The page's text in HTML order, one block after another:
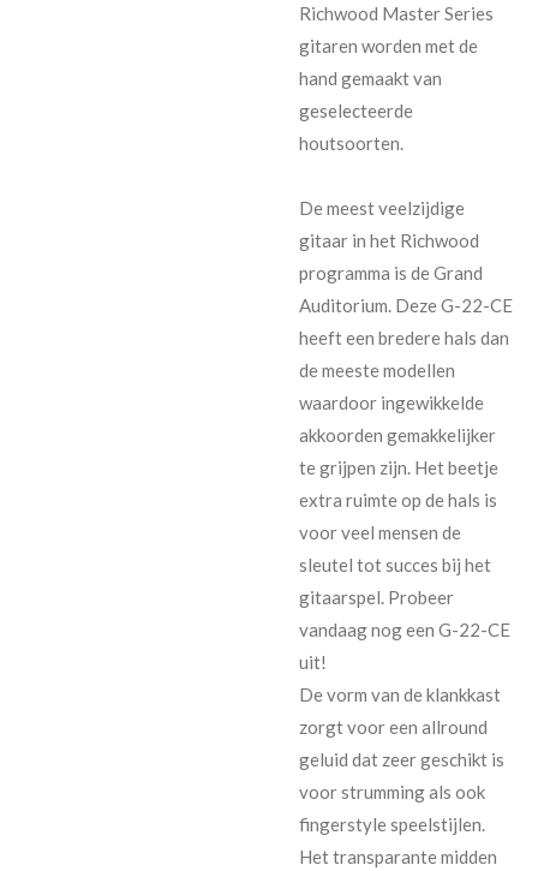
Richwood Master Series
gitaren worden met de
hand gemaakt van
geselecteerde
houtsoorten.
De meest veelzijdige
gitaar in het Richwood
programma is de Grand
Auditorium. Deze G-22-CE
heeft een bredere hals dan
de meeste modellen
waardoor ingewikkelde
akkoorden gemakkelijker
te grijpen zijn. Het beetje
extra ruimte op de hals is
voor veel mensen de
sleutel tot succes bij het
gitaarspel. Probeer
vandaag nog een G-22-CE
uit!
De vorm van de klankkast
zorgt voor een allround
geluid dat zeer geschikt is
voor strumming als ook
fingerstyle speelstijlen.
Het transparante midden